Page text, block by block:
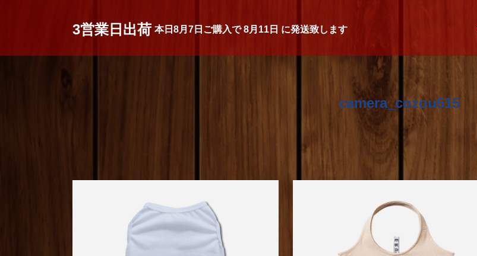
3営業日出荷 本日 8月7日 ご購入で8月11日 に発送致します
camera_cozou515